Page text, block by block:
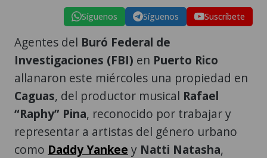
Síguenos Síguenos Suscríbete
Agentes del Buró Federal de
Investigaciones (FBI) en Puerto Rico
allanaron este miércoles una propiedad en
Caguas, del productor musical Rafael
“Raphy” Pina, reconocido por trabajar y
representar a artistas del género urbano
como Daddy Yankee y Natti Natasha,